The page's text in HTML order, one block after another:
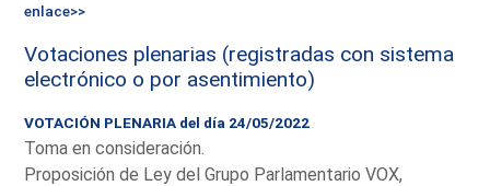
enlace>>
Votaciones plenarias (registradas con sistema
electrónico o por asentimiento)
VOTACIÓN PLENARIA del día 24/05/2022
Toma en consideración.
Proposición de Ley del Grupo Parlamentario VOX,